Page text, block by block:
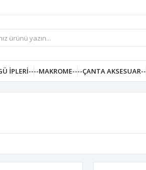
İPLERI----MAKROME----ÇANTA AKSESUAR--